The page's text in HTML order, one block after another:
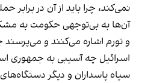
نمی‌کند، چرا باید از آن در برابر
آن‌ها به بی‌توجهی حکومت به
و تورم اشاره می‌کنند و می‌پرسند
اسرائیل چه آسیبی به جمهوری
سپاه پاسداران و دیگر